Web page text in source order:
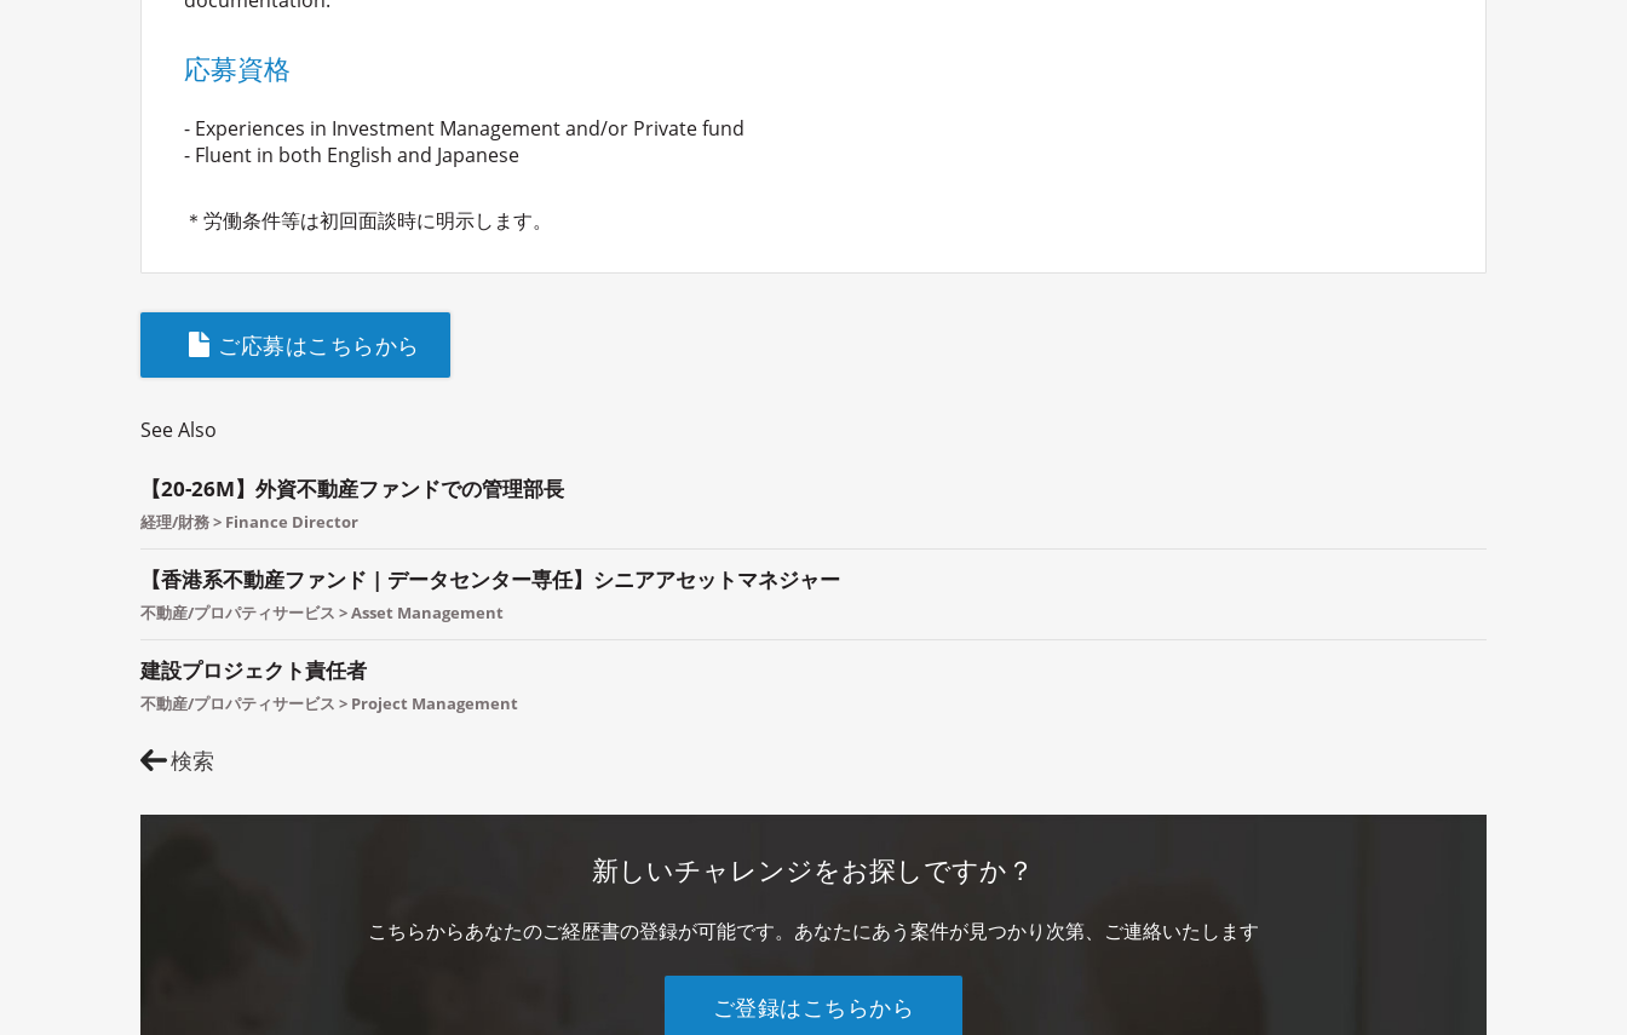
応募資格
- Experiences in Investment Management and/or Private fund
- Fluent in both English and Japanese
＊労働条件等は初回面談時に明示します。
ご応募はこちらから
See Also
【20-26M】外資不動産ファンドでの管理部長
経理/財務 > Finance Director
【香港系不動産ファンド | データセンター専任】シニアアセットマネジャー
不動産/プロパティサービス > Asset Management
建設プロジェクト責任者
不動産/プロパティサービス > Project Management
検索
新しいチャレンジをお探しですか？
こちらからあなたのご経歴書の登録が可能です。あなたにあう案件が見つかり次第、ご連絡いたします
ご登録はこちらから